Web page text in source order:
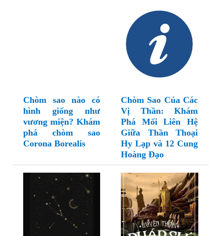
Chòm sao nào có
hình giống như
vương miện? Khám
phá chòm sao
Corona Borealis
Chòm Sao Của Các
Vị Thần: Khám
Phá Mối Liên Hệ
Giữa Thần Thoại
Hy Lạp và 12 Cung
Hoàng Đạo